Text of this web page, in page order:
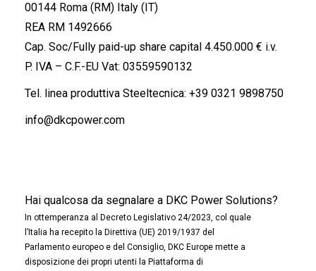
00144 Roma (RM) Italy (IT)
REA RM 1492666
Cap. Soc/Fully paid-up share capital 4.450.000 € i.v.
P. IVA – C.F.-EU Vat: 03559590132
Tel. linea produttiva Steeltecnica: +39 0321 9898750
info@dkcpower.com
Hai qualcosa da segnalare a DKC Power Solutions?
In ottemperanza al Decreto Legislativo 24/2023, col quale
l’Italia ha recepito la Direttiva (UE) 2019/1937 del
Parlamento europeo e del Consiglio, DKC Europe mette a
disposizione dei propri utenti la Piattaforma di